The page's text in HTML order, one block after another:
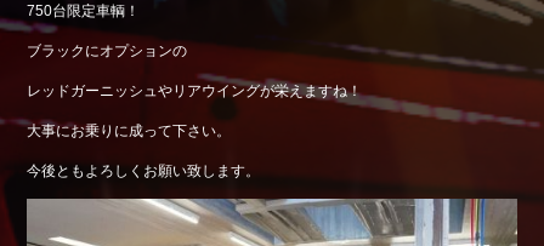
Blog
Shop info.
店舗紹介
Company
750台限定車輌！
ブラックにオプションの
レッドガーニッシュやリアウイングが栄えますね！
大事にお乗りに成って下さい。
今後ともよろしくお願い致します。